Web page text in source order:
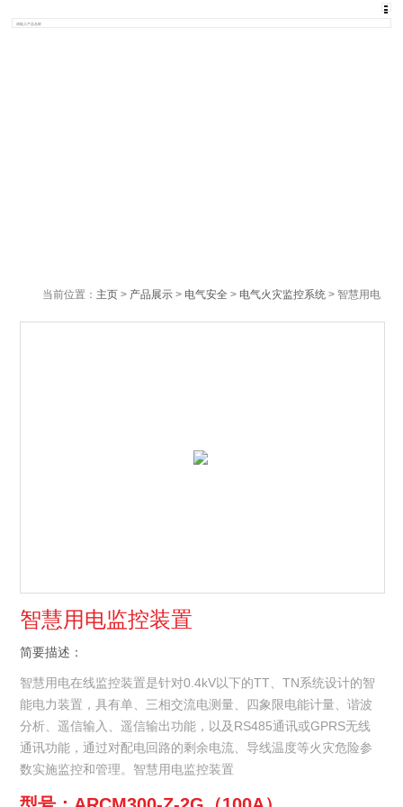
当前位置： 主页 > 产品展示 > 电气安全 > 电气火灾监控系统 > 智慧用电
智慧用电监控装置
简要描述：
智慧用电在线监控装置是针对0.4kV以下的TT、TN系统设计的智
能电力装置，具有单、三相交流电测量、四象限电能计量、谐波
分析、遥信输入、遥信输出功能，以及RS485通讯或GPRS无线
通讯功能，通过对配电回路的剩余电流、导线温度等火灾危险参
数实施监控和管理。智慧用电监控装置